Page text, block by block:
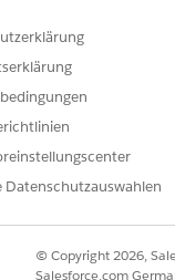
machen. Sie
folgenden
Benutzern werden
angezeigt, für die
Datenschutzauswahlen
© Copyright 2026,
Salesforce.com